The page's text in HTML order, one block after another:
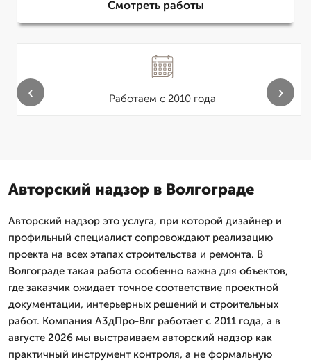
Смотреть работы
Работаем с 2010 года
‹ ›
Авторский надзор в Волгограде
Авторский надзор это услуга, при которой дизайнер и
профильный специалист сопровождают реализацию
проекта на всех этапах строительства и ремонта. В
Волгограде такая работа особенно важна для объектов,
где заказчик ожидает точное соответствие проектной
документации, интерьерных решений и строительных
работ. Компания А3дПро-Влг работает с 2011 года, а в
августе 2026 мы выстраиваем авторский надзор как
практичный инструмент контроля, а не формальную